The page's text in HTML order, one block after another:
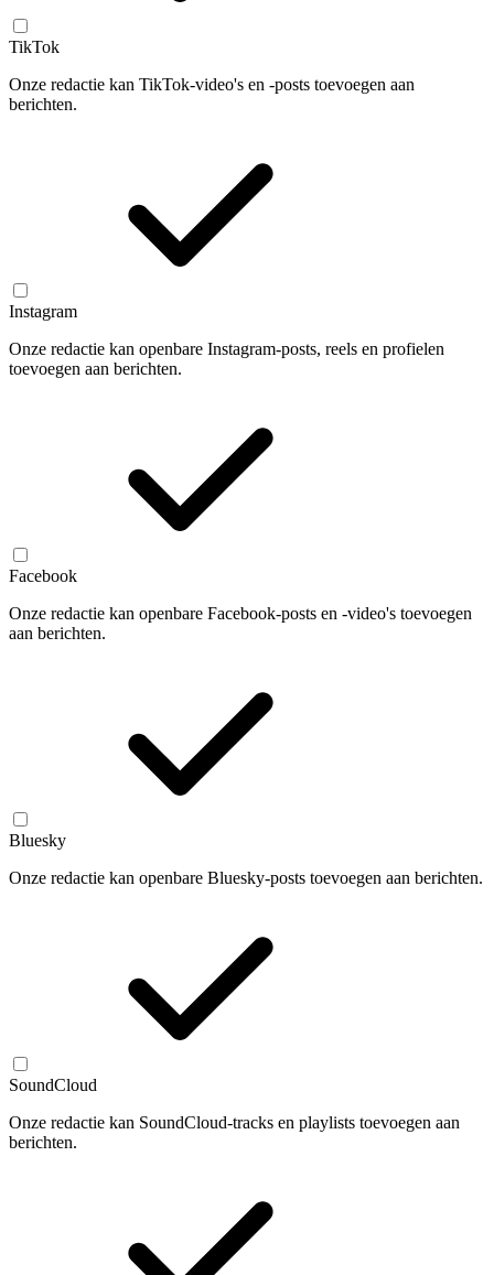
TikTok
Onze redactie kan TikTok-video's en -posts toevoegen aan
berichten.
Instagram
Onze redactie kan openbare Instagram-posts, reels en profielen
toevoegen aan berichten.
Facebook
Onze redactie kan openbare Facebook-posts en -video's toevoegen
aan berichten.
Bluesky
Onze redactie kan openbare Bluesky-posts toevoegen aan berichten.
SoundCloud
Onze redactie kan SoundCloud-tracks en playlists toevoegen aan
berichten.